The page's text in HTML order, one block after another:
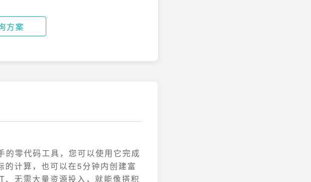
方案
的零代码工具，您可以使用它完成
计算，也可以在5分钟内创建富
无需大量资源投入，就能像搭积